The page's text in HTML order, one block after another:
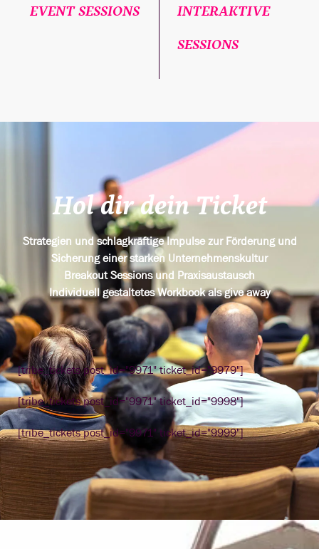
EVENT SESSIONS INTERAKTIVE
SESSIONS
Hol dir dein Ticket
Strategien und schlagkräftige Impulse zur Förderung und
Sicherung einer starken Unternehmenskultur
Breakout Sessions und Praxisaustausch
Individuell gestaltetes Workbook als give away
[tribe_tickets post_id="9971" ticket_id="9979"]
[tribe_tickets post_id="9971" ticket_id="9998"]
[tribe_tickets post_id="9971" ticket_id="9999"]